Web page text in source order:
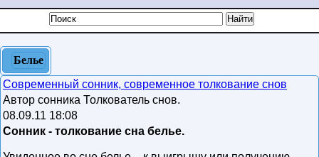
Белье
Современный сонник, современное толкование снов
Автор сонника Толкователь снов.
08.09.11 18:08
Сонник - толкование сна белье.